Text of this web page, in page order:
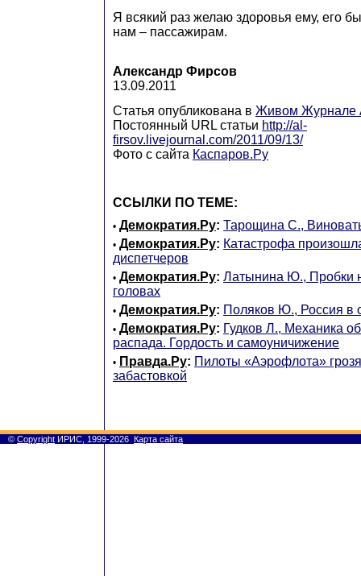
Я всякий раз желаю здоровья ему, его
нам – пассажирам.
Александр Фирсов
13.09.2011
Статья опубликована в Живом Журнале
Постоянный URL статьи http://al-
firsov.livejournal.com/2011/09/13/
Фото с сайта Каспаров.Ру
ССЫЛКИ ПО ТЕМЕ:
• Демократия.Ру: Тарощина С.,
• Демократия.Ру: Катастрофа
диспетчеров
• Демократия.Ру: Латынина Ю., Пробки
головах
• Демократия.Ру: Поляков Ю., Россия в
• Демократия.Ру: Гудков Л., Механика
распада. Гордость и самоуничижение
• Правда.Ру: Пилоты «Аэрофлота»
забастовкой
© Copyright ИРИС, 1999-2026 Карта сайта